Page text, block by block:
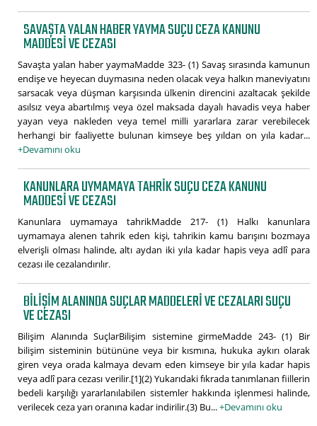
SAVAŞTA YALAN HABER YAYMA SUÇU CEZA KANUNU
MADDESI VE CEZASI
Savaşta yalan haber yaymaMadde 323- (1) Savaş sırasında kamunun
endişe ve heyecan duymasına neden olacak veya halkın maneviyatını
sarsacak veya düşman karşısında ülkenin direncini azaltacak şekilde
asılsız veya abartılmış veya özel maksada dayalı havadis veya haber
yayan veya nakleden veya temel milli yararlara zarar verebilecek
herhangi bir faaliyette bulunan kimseye beş yıldan on yıla kadar...
+Devamını oku
KANUNLARA UYMAMAYA TAHRIK SUÇU CEZA KANUNU
MADDESI VE CEZASI
Kanunlara uymamaya tahrikMadde 217- (1) Halkı kanunlara
uymamaya alenen tahrik eden kişi, tahrikin kamu barışını bozmaya
elverişli olması halinde, altı aydan iki yıla kadar hapis veya adlî para
cezası ile cezalandırılır.
BILIŞIM ALANINDA SUÇLAR MADDELERI VE CEZALARI SUÇU
VE CEZASI
Bilişim Alanında SuçlarBilişim sistemine girmeMadde 243- (1) Bir
bilişim sisteminin bütününe veya bir kısmına, hukuka aykırı olarak
giren veya orada kalmaya devam eden kimseye bir yıla kadar hapis
veya adlî para cezası verilir.[1](2) Yukarıdaki fıkrada tanımlanan fiillerin
bedeli karşılığı yararlanılabilen sistemler hakkında işlenmesi halinde,
verilecek ceza yarı oranına kadar indirilir.(3) Bu...+Devamını oku